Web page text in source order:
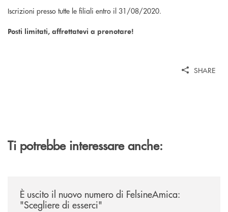
Iscrizioni presso tutte le filiali entro il 31/08/2020.
Posti limitati, affrettatevi a prenotare!
SHARE
Ti potrebbe interessare anche:
È uscito il nuovo numero di FelsineAmica:
"Scegliere di esserci"